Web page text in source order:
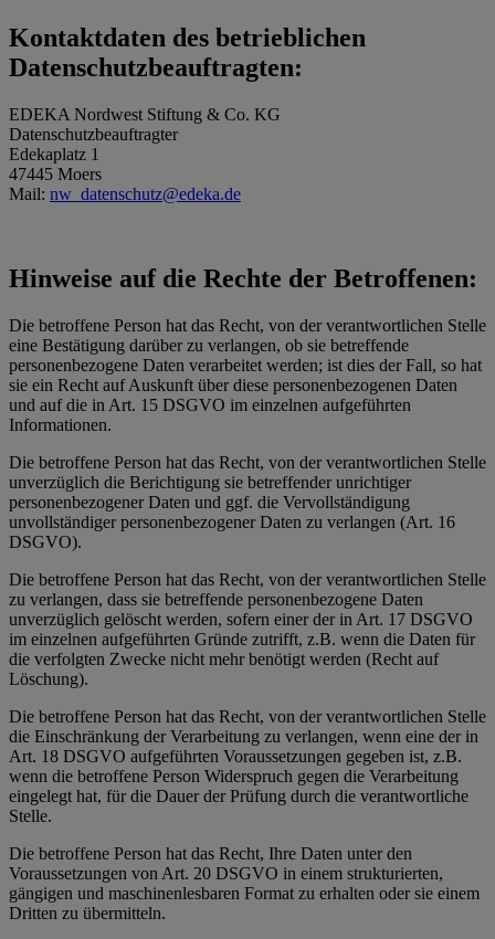
Kontaktdaten des betrieblichen
Datenschutzbeauftragten:
EDEKA Nordwest Stiftung & Co. KG
Datenschutzbeauftragter
Edekaplatz 1
47445 Moers
Mail: nw_datenschutz@edeka.de
Hinweise auf die Rechte der Betroffenen:
Die betroffene Person hat das Recht, von der verantwortlichen Stelle
eine Bestätigung darüber zu verlangen, ob sie betreffende
personenbezogene Daten verarbeitet werden; ist dies der Fall, so hat
sie ein Recht auf Auskunft über diese personenbezogenen Daten
und auf die in Art. 15 DSGVO im einzelnen aufgeführten
Informationen.
Die betroffene Person hat das Recht, von der verantwortlichen Stelle
unverzüglich die Berichtigung sie betreffender unrichtiger
personenbezogener Daten und ggf. die Vervollständigung
unvollständiger personenbezogener Daten zu verlangen (Art. 16
DSGVO).
Die betroffene Person hat das Recht, von der verantwortlichen Stelle
zu verlangen, dass sie betreffende personenbezogene Daten
unverzüglich gelöscht werden, sofern einer der in Art. 17 DSGVO
im einzelnen aufgeführten Gründe zutrifft, z.B. wenn die Daten für
die verfolgten Zwecke nicht mehr benötigt werden (Recht auf
Löschung).
Die betroffene Person hat das Recht, von der verantwortlichen Stelle
die Einschränkung der Verarbeitung zu verlangen, wenn eine der in
Art. 18 DSGVO aufgeführten Voraussetzungen gegeben ist, z.B.
wenn die betroffene Person Widerspruch gegen die Verarbeitung
eingelegt hat, für die Dauer der Prüfung durch die verantwortliche
Stelle.
Die betroffene Person hat das Recht, Ihre Daten unter den
Voraussetzungen von Art. 20 DSGVO in einem strukturierten,
gängigen und maschinenlesbaren Format zu erhalten oder sie einem
Dritten zu übermitteln.